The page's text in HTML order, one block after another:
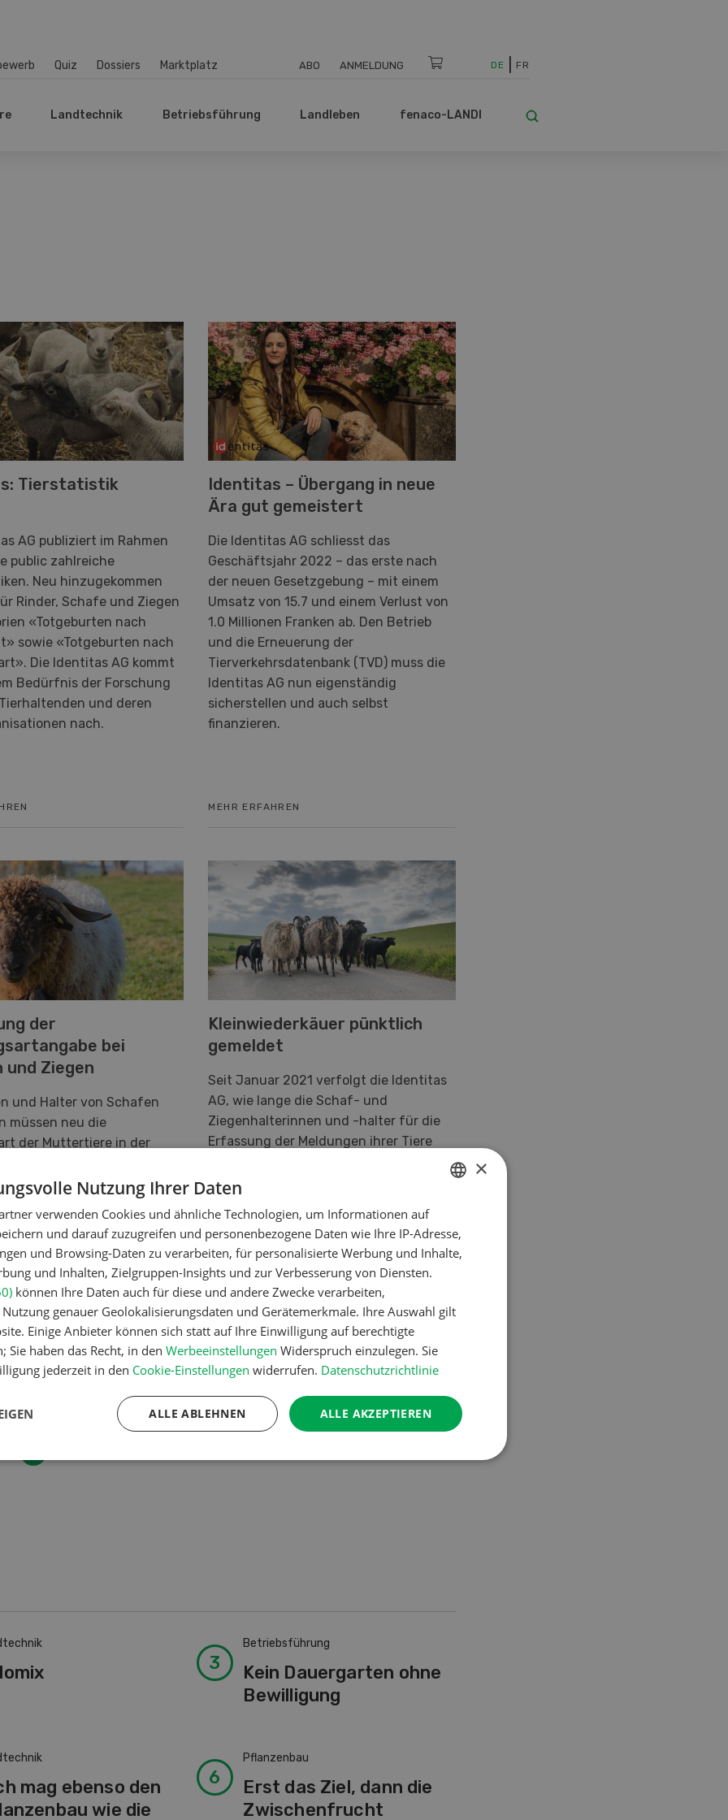
Quiz Dossiers Marktplatz ABO ANMELDUNG DE FR
Landtechnik Betriebsführung Landleben fenaco-LANDI
Tierstatistik
AG publiziert im Rahmen
public zahlreiche
Neu hinzugekommen
Rinder, Schafe und Ziegen
«Totgeburten nach
sowie «Totgeburten nach
Die Identitas AG kommt
Bedürfnis der Forschung
und deren
nach.
Identitas – Übergang in neue
Ära gut gemeistert
Die Identitas AG schliesst das
Geschäftsjahr 2022 – das erste nach
der neuen Gesetzgebung – mit einem
Umsatz von 15.7 und einem Verlust von
1.0 Millionen Franken ab. Den Betrieb
und die Erneuerung der
Tierverkehrsdatenbank (TVD) muss die
Identitas AG nun eigenständig
sicherstellen und auch selbst
finanzieren.
MEHR ERFAHREN
der
bei
und Ziegen
und Halter von Schafen
müssen neu die
der Muttertiere in der
des Bundesrats zum
Verordnungspaket
die TVD-Betreiberin
mit dem Release der
am 2. Dezember 2021 um.
Kleinwiederkäuer pünktlich
gemeldet
Seit Januar 2021 verfolgt die Identitas
AG, wie lange die Schaf- und
Ziegenhalterinnen und -halter für die
Erfassung der Meldungen ihrer Tiere
sie die im Januar 2020 eingeführte
pünktlich umsetzen.
MEHR ERFAHREN
Betriebsführung
Kein Dauergarten ohne
Bewilligung
mag ebenso den
wie die
Pflanzenbau
Erst das Ziel, dann die
Zwischenfrucht
FRENCH
×
Nutzung Ihrer Daten
verwenden Cookies und ähnliche Technologien, um Informationen auf
und darauf zuzugreifen und personenbezogene Daten wie Ihre IP-Adresse,
und Browsing-Daten zu verarbeiten, für personalisierte Werbung und Inhalte,
und Inhalten, Zielgruppen-Insights und zur Verbesserung von Diensten.
können Ihre Daten auch für diese und andere Zwecke verarbeiten,
genauer Geolokalisierungsdaten und Gerätemerkmale. Ihre Auswahl gilt
Einige Anbieter können sich statt auf Ihre Einwilligung auf berechtigte
Sie haben das Recht, in den Werbeeinstellungen Widerspruch einzulegen. Sie
jederzeit in den Cookie-Einstellungen widerrufen. Datenschutzrichtlinie
ALLE AKZEPTIEREN
ALLE ABLEHNEN